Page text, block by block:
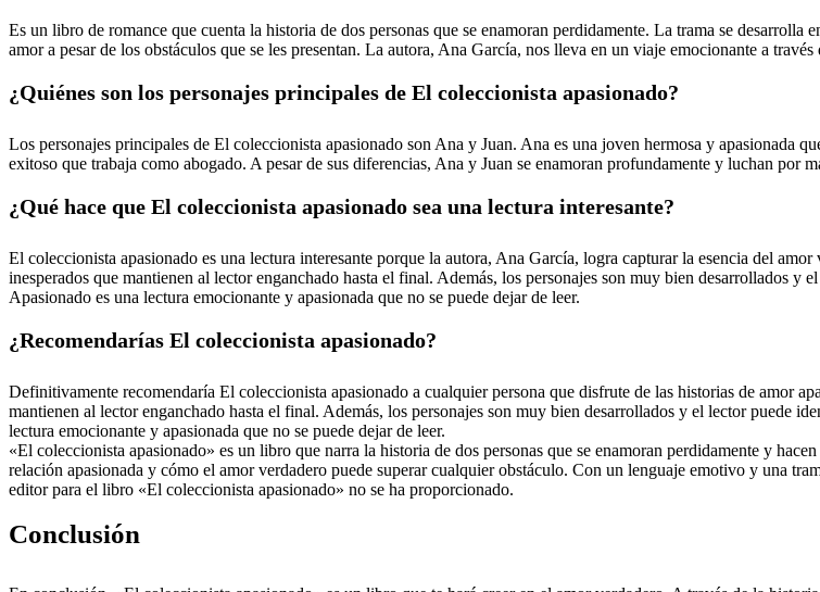
Es un libro de romance que cuenta la historia de dos personas que se enamoran perdidamente. La trama se
amor a pesar de los obstáculos que se les presentan. La autora, Ana García, nos lleva en un viaje emocionante a
¿Quiénes son los personajes principales de El coleccionista apasionado?
Los personajes principales de El coleccionista apasionado son Ana y Juan. Ana es una joven hermosa y apasionada
exitoso que trabaja como abogado. A pesar de sus diferencias, Ana y Juan se enamoran profundamente y luchan por
¿Qué hace que El coleccionista apasionado sea una lectura interesante?
El coleccionista apasionado es una lectura interesante porque la autora, Ana García, logra capturar la esencia del
inesperados que mantienen al lector enganchado hasta el final. Además, los personajes son muy bien desarrollados
Apasionado es una lectura emocionante y apasionada que no se puede dejar de leer.
¿Recomendarías El coleccionista apasionado?
Definitivamente recomendaría El coleccionista apasionado a cualquier persona que disfrute de las historias de amor
mantienen al lector enganchado hasta el final. Además, los personajes son muy bien desarrollados y el lector puede
lectura emocionante y apasionada que no se puede dejar de leer.
«El coleccionista apasionado» es un libro que narra la historia de dos personas que se enamoran perdidamente y
relación apasionada y cómo el amor verdadero puede superar cualquier obstáculo. Con un lenguaje emotivo y una
editor para el libro «El coleccionista apasionado» no se ha proporcionado.
Conclusión